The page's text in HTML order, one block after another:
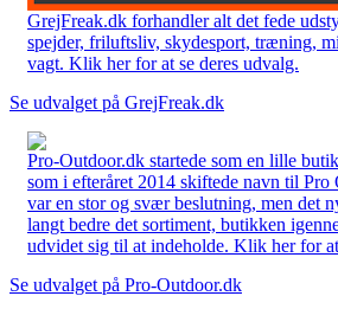
GrejFreak.dk forhandler alt det fede
spejder, friluftsliv, skydesport, træning,
vagt. Klik her for at se deres udvalg.
Se udvalget på GrejFreak.dk
Pro-Outdoor.dk startede som en lille
som i efteråret 2014 skiftede navn til
var en stor og svær beslutning, men det
langt bedre det sortiment, butikken
udvidet sig til at indeholde. Klik her for
Se udvalget på Pro-Outdoor.dk